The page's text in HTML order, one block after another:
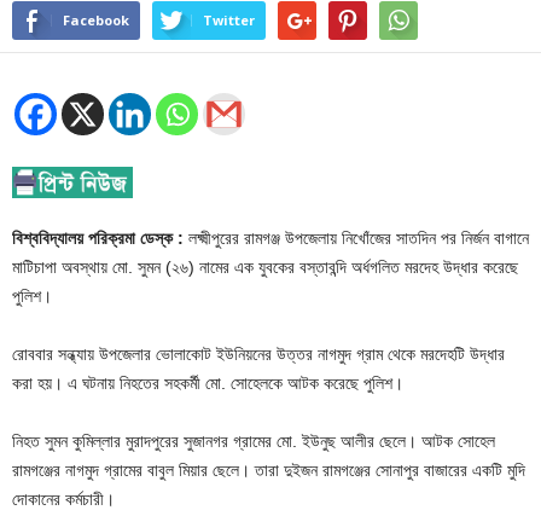
Facebook Twitter
বিশ্ববিদ্যালয় পরিক্রমা ডেস্ক : লক্ষ্মীপুরের রামগঞ্জ উপজেলায় নিখোঁজের সাতদিন পর নির্জন বাগানে
মাটিচাপা অবস্থায় মো. সুমন (২৬) নামের এক যুবকের বস্তাবন্দি অর্ধগলিত মরদেহ উদ্ধার করেছে
পুলিশ।
রোববার সন্ধ্যায় উপজেলার ভোলাকোট ইউনিয়নের উত্তর নাগমুদ গ্রাম থেকে মরদেহটি উদ্ধার
করা হয়। এ ঘটনায় নিহতের সহকর্মী মো. সোহেলকে আটক করেছে পুলিশ।
নিহত সুমন কুমিল্লার মুরাদপুরের সুজানগর গ্রামের মো. ইউনুছ আলীর ছেলে। আটক সোহেল
রামগঞ্জের নাগমুদ গ্রামের বাবুল মিয়ার ছেলে। তারা দুইজন রামগঞ্জের সোনাপুর বাজারের একটি মুদি
দোকানের কর্মচারী।